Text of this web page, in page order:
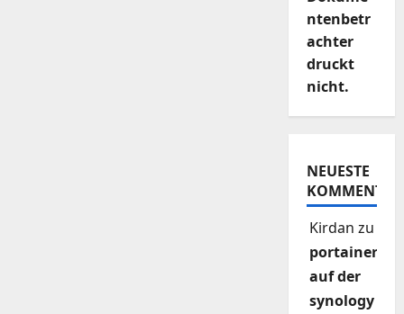
ntenbetr
achter
druckt
nicht.
NEUESTE
Kirdan zu
portainer
auf der
synology